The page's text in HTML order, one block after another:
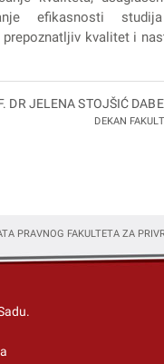
efikasnosti
kvalitet i
DR JELENA STOJŠIĆ
DEKAN
PRAVNOG FAKULTETA ZA